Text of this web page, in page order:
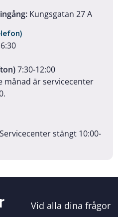
Kungsgatan 27 A
7:30-12:00
månad är servicecenter
stängt 10:00-
Vid alla dina frågor